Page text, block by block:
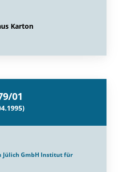
Karton
01
Jülich GmbH Institut für